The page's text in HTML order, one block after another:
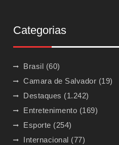
Categorias
Brasil (60)
Camara de Salvador (19)
Destaques (1.242)
Entretenimento (169)
Esporte (254)
Internacional (77)